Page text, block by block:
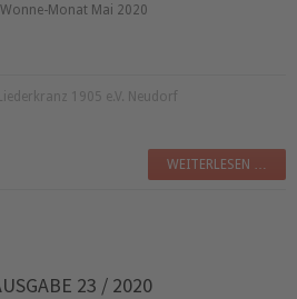
Monat Mai 2020
1905 e.V. Neudorf
WEITERLESEN …
23 / 2020